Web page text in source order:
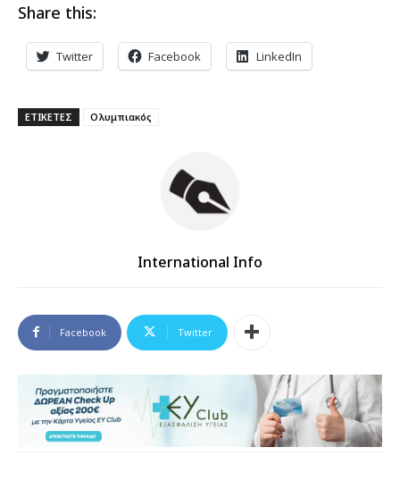
Share this:
Twitter Facebook LinkedIn
ΕΤΙΚΕΤΕΣ Ολυμπιακός
International Info
Facebook Twitter